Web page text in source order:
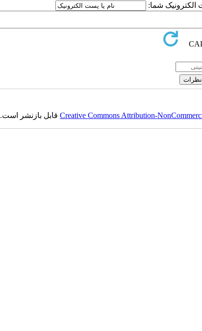
الکترونیک شما:
Creative Commons Attribution-قابل بازنشر است.